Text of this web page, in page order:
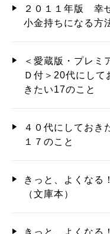
２０１１年版 幸
小金持ちになる方
＜愛蔵版・プレミ
Ｄ付＞20代にして
きたい17のこと
４０代にしておき
１７のこと
きっと、よくなる！
（文庫本）